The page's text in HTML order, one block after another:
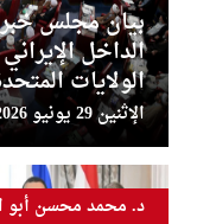
بيان مجلس
الداخل
الولايات
الإثنين 29 يونيو 2026 - 21:11:46
د. محمد محسن أبو